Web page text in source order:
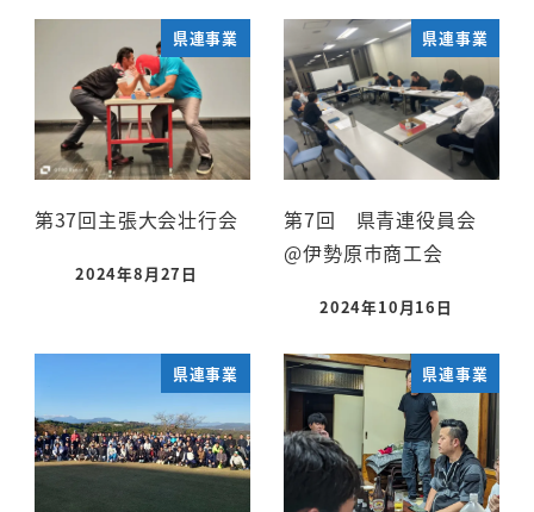
県連事業
第37回主張大会壮行会
2024年8月27日
県連事業
第7回 県青連役員会
@伊勢原市商工会
2024年10月16日
県連事業 県連事業